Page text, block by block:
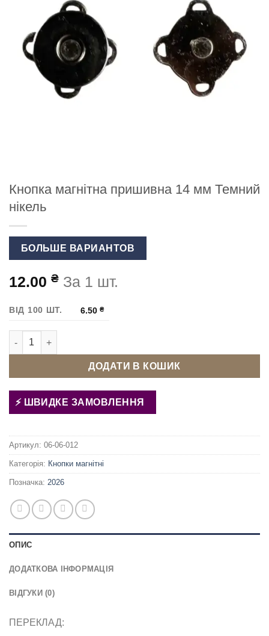
Кнопка магнітна пришивна 14 мм Темний
нікель
БОЛЬШЕ ВАРИАНТОВ
12.00 ₴ За 1 шт.
ВІД 100 ШТ. 6.50₴
Кнопка магнітна пришивна 14 мм Темний нікель кількість
ДОДАТИ В КОШИК
ШВИДКЕ ЗАМОВЛЕННЯ
Артикул: 06-06-012
Категорія: Кнопки магнітні
Позначка: 2026
ОПИС
ДОДАТКОВА ІНФОРМАЦІЯ
ВІДГУКИ (0)
ПЕРЕКЛАД: